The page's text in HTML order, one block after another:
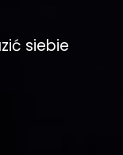
siebie